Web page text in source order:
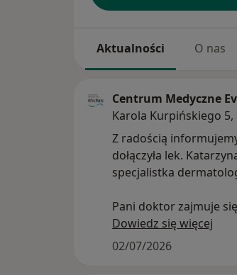
Aktualności O nas
Centrum Medyczne
Karola Kurpińskiego 5,
Z radością
dołączyła lek.
specjalistka
Pani doktor zajmuje
chorób skóry, włosów
indywidualne
Dowiedz się więcej
02/07/2026